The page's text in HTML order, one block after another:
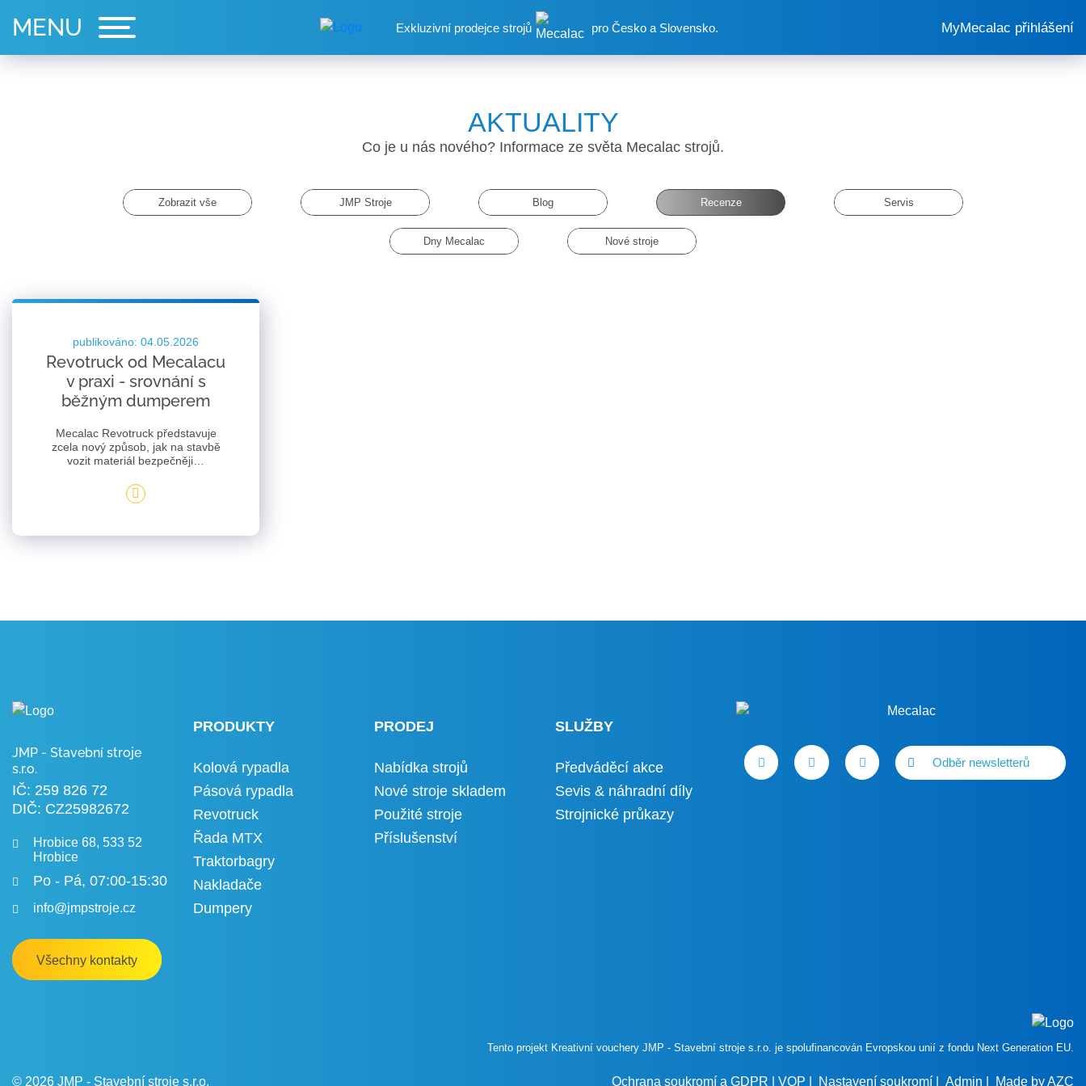
Exkluzivní prodejce strojů pro Česko a Slovensko. MyMecalac přihlášení
AKTUALITY
Co je u nás nového? Informace ze světa Mecalac strojů.
Zobrazit vše JMP Stroje Blog Recenze Servis
Dny Mecalac Nové stroje
publikováno: 04.05.2026
Revotruck od Mecalacu
v praxi - srovnání s
běžným dumperem
Mecalac Revotruck představuje
zcela nový způsob, jak na stavbě
vozit materiál bezpečněji…
JMP - Stavební stroje
s.r.o.
IČ: 259 826 72
DIČ: CZ25982672
Hrobice 68, 533 52
Hrobice
Po - Pá, 07:00-15:30
info@jmpstroje.cz
Všechny kontakty
PRODUKTY
Kolová rypadla
Pásová rypadla
Revotruck
Řada MTX
Traktorbagry
Nakladače
Dumpery
PRODEJ
Nabídka strojů
Nové stroje skladem
Použité stroje
Příslušenství
SLUŽBY
Předváděcí akce
Sevis & náhradní díly
Strojnické průkazy
Odběr newsletterů
© 2026 JMP - Stavební stroje s.r.o.
Tento projekt Kreativní vouchery JMP - Stavební stroje s.r.o. je spolufinancován Evropskou unií z fondu Next Generation EU.
Ochrana soukromí a GDPR VOP Nastavení soukromí| Admin | Made byAZC